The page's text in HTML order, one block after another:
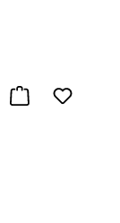
Warenkorb